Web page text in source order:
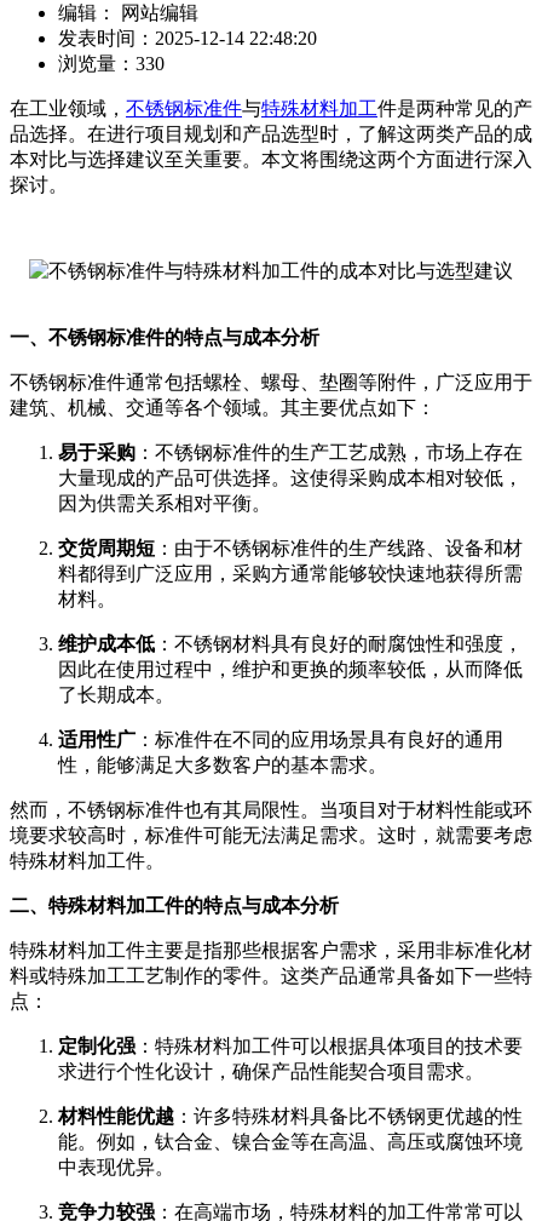
编辑： 网站编辑
发表时间：2025-12-14 22:48:20
浏览量：330
在工业领域， 不锈钢标准件与特殊材料加工件是两种常见的产
品选择。在进行项目规划和产品选型时，了解这两类产品的成
本对比与选择建议至关重要。本文将围绕这两个方面进行深入
探讨。
一、不锈钢标准件的特点与成本分析
不锈钢标准件通常包括螺栓、螺母、垫圈等附件，广泛应用于
建筑、机械、交通等各个领域。其主要优点如下：
易于采购 ：不锈钢标准件的生产工艺成熟，市场上存在
大量现成的产品可供选择。这使得采购成本相对较低，
因为供需关系相对平衡。
交货周期短 ：由于不锈钢标准件的生产线路、设备和材
料都得到广泛应用，采购方通常能够较快速地获得所需
材料。
维护成本低 ：不锈钢材料具有良好的耐腐蚀性和强度，
因此在使用过程中，维护和更换的频率较低，从而降低
了长期成本。
适用性广 ：标准件在不同的应用场景具有良好的通用
性，能够满足大多数客户的基本需求。
然而，不锈钢标准件也有其局限性。当项目对于材料性能或环
境要求较高时，标准件可能无法满足需求。这时，就需要考虑
特殊材料加工件。
二、特殊材料加工件的特点与成本分析
特殊材料加工件主要是指那些根据客户需求，采用非标准化材
料或特殊加工工艺制作的零件。这类产品通常具备如下一些特
点：
定制化强 ：特殊材料加工件可以根据具体项目的技术要
求进行个性化设计，确保产品性能契合项目需求。
材料性能优越 ：许多特殊材料具备比不锈钢更优越的性
能。例如，钛合金、镍合金等在高温、高压或腐蚀环境
中表现优异。
竞争力较强 ：在高端市场，特殊材料的加工件常常可以